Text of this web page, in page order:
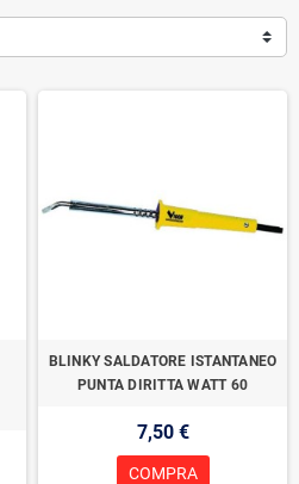
BLINKY SALDATORE ISTANTANEO
PUNTA DIRITTA WATT 60
7,50 €
COMPRA